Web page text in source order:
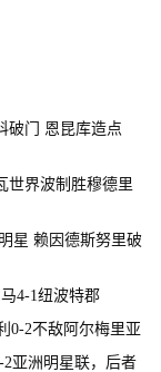
破门 恩昆库造点
世界波制胜穆德里
星 赖因德斯努里破
4-1纽波特郡
0-2不敌阿尔梅里亚
2亚洲明星联，后者